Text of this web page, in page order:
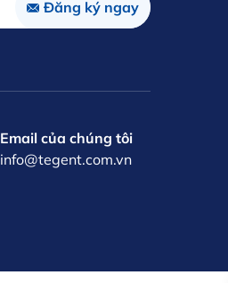
Email của chúng tôi
info@tegent.com.vn